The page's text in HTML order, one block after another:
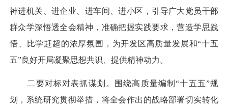
神进机关、进企业、进车间、进小区，引导广大党员干部
群众学深悟透全会精神，准确把握实践要求，营造学思践
悟、比学赶超的浓厚氛围，为开发区高质量发展和“十五
五”良好开局凝聚思想共识、提供精神动力。
二要对标对表抓谋划。围绕高质量编制“十五五”规
划，系统研究贯彻举措，将全会作出的战略部署切实转化